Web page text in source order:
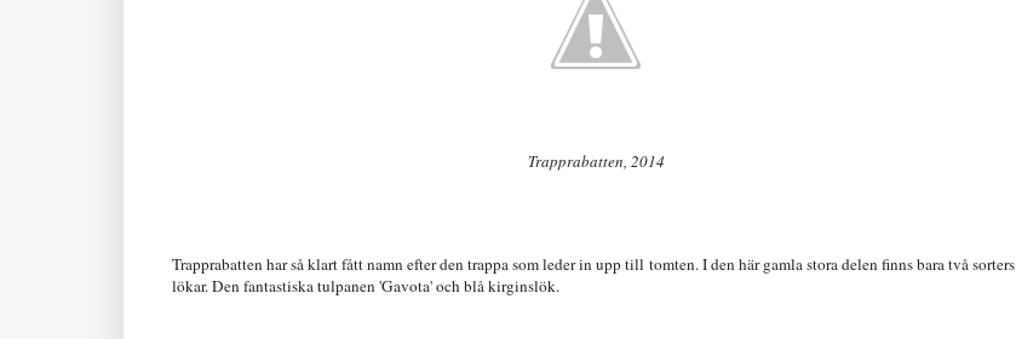
Trapprabatten, 2014
Trapprabatten har så klart fått namn efter den trappa som leder in upp till tomten. I den här gamla stora delen finns bara två sorters
lökar. Den fantastiska tulpanen 'Gavota' och blå kirginslök.